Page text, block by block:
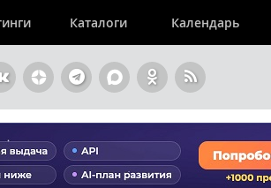
Каталоги Календарь